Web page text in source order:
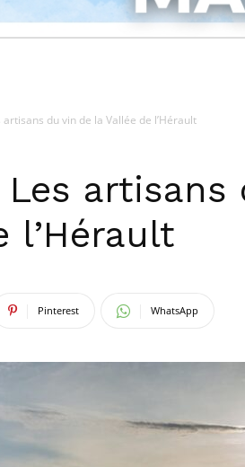
artisans du vin de la Vallée de l’Hérault
Les artisans
l’Hérault
Pinterest WhatsApp